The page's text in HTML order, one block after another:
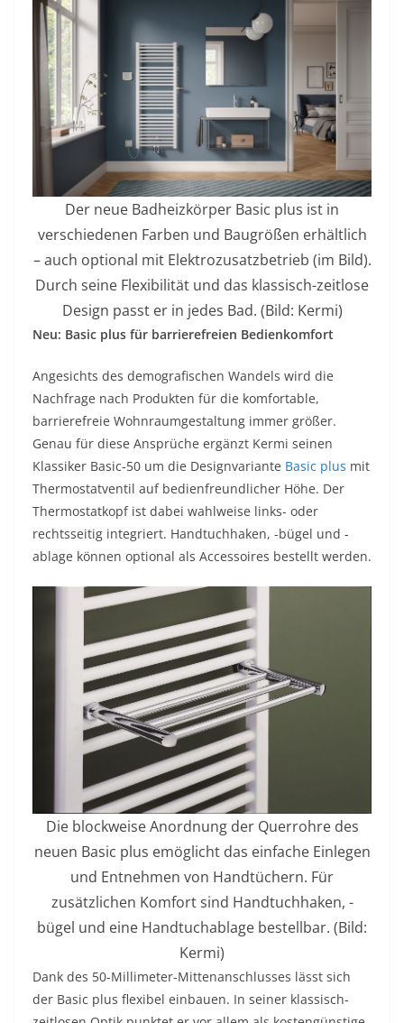
Der neue Badheizkörper Basic plus ist in
verschiedenen Farben und Baugrößen erhältlich
– auch optional mit Elektrozusatzbetrieb (im Bild).
Durch seine Flexibilität und das klassisch-zeitlose
Design passt er in jedes Bad. (Bild: Kermi)
Neu: Basic plus für barrierefreien Bedienkomfort
Angesichts des demografischen Wandels wird die
Nachfrage nach Produkten für die komfortable,
barrierefreie Wohnraumgestaltung immer größer.
Genau für diese Ansprüche ergänzt Kermi seinen
Klassiker Basic‑50 um die Designvariante Basic plus mit
Thermostatventil auf bedienfreundlicher Höhe. Der
Thermostatkopf ist dabei wahlweise links- oder
rechtsseitig integriert. Handtuchhaken, -bügel und -
ablage können optional als Accessoires bestellt werden.
Die blockweise Anordnung der Querrohre des
neuen Basic plus emöglicht das einfache Einlegen
und Entnehmen von Handtüchern. Für
zusätzlichen Komfort sind Handtuchhaken, -
bügel und eine Handtuchablage bestellbar. (Bild:
Kermi)
Dank des 50-Millimeter-Mittenanschlusses lässt sich
der Basic plus flexibel einbauen. In seiner klassisch-